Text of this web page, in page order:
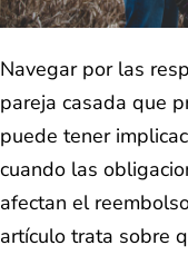
Navegar por las
pareja casada que
puede tener
cuando las
afectan el
artículo trata sobre